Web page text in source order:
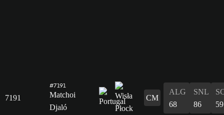
7191
#7191
Matchoi
Djaló
CM
ALG
68
SNL
86
59